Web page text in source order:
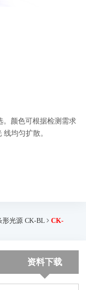
。颜色可根据检测需求
均匀扩散。
形光源 CK-BL
CK-
资料下载